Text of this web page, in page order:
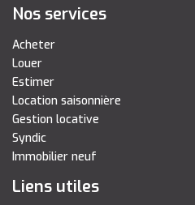
Nos services
Acheter
Louer
Estimer
Location saisonnière
Gestion locative
Syndic
Immobilier neuf
Liens utiles